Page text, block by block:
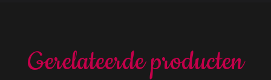
Gerelateerde producten